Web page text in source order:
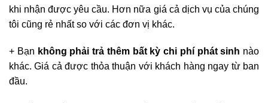
khi nhận được yêu cầu. Hơn nữa giá cả dịch vụ của chúng
tôi cũng rẻ nhất so với các đơn vị khác.
+ Bạn không phải trả thêm bất kỳ chi phí phát sinh nào
khác. Giá cả được thỏa thuận với khách hàng ngay từ ban
đầu.